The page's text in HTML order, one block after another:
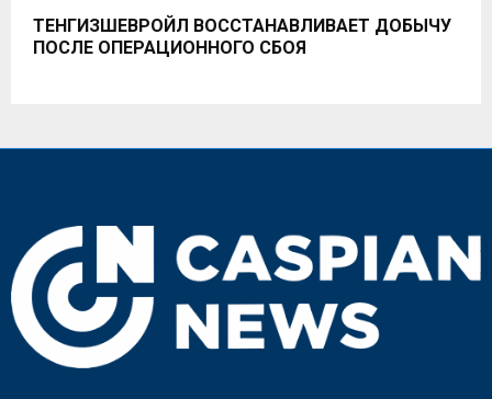
ТЕНГИЗШЕВРОЙЛ ВОССТАНАВЛИВАЕТ ДОБЫЧУ
ПОСЛЕ ОПЕРАЦИОННОГО СБОЯ